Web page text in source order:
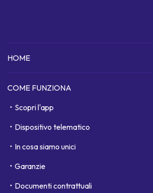
HOME
COME FUNZIONA
Scopri l'app
Dispositivo telematico
In cosa siamo unici
Garanzie
Documenti contrattuali